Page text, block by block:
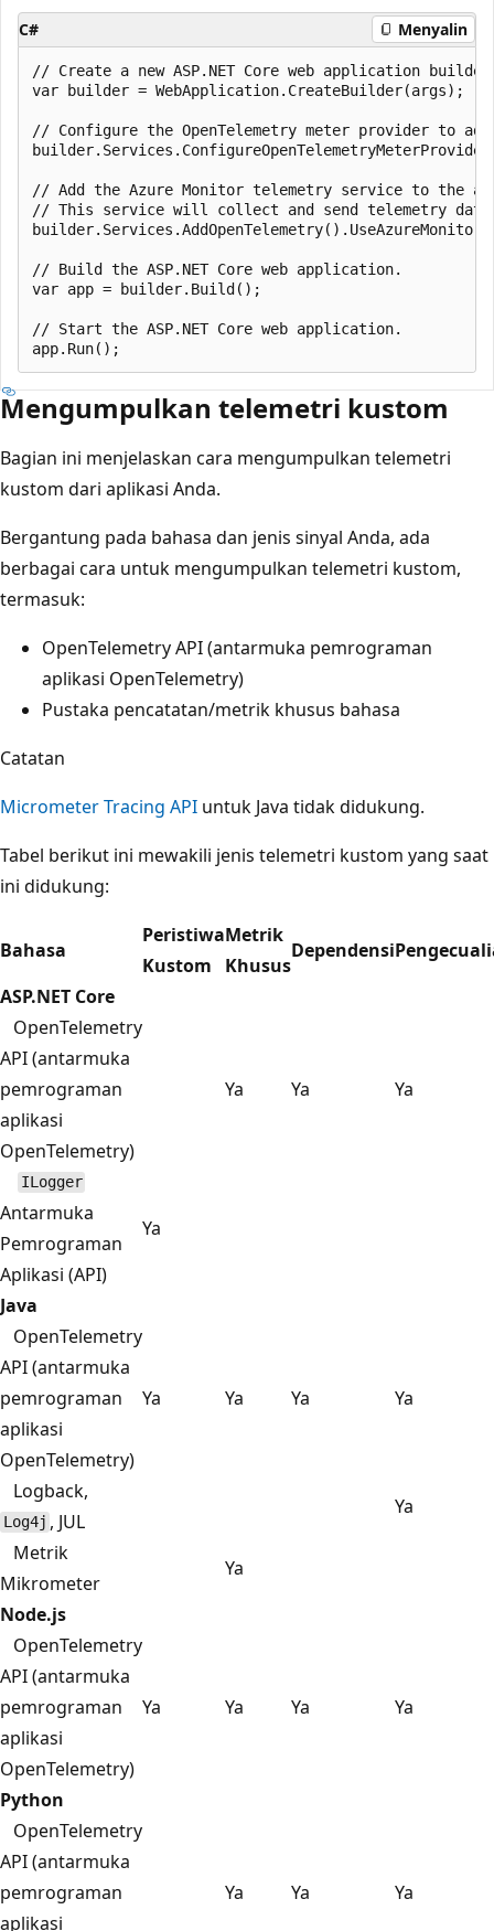
C# Menyalin
// Create a new ASP.NET Core web application
var builder = WebApplication.CreateBuilder(args);
// Configure the OpenTelemetry meter provider to
// Add the Azure Monitor telemetry service to the
// This service will collect and send telemetry data
// Build the ASP.NET Core web application.
var app = builder.Build();
// Start the ASP.NET Core web application.
Mengumpulkan telemetri kustom
Bagian ini menjelaskan cara mengumpulkan telemetri
kustom dari aplikasi Anda.
Bergantung pada bahasa dan jenis sinyal Anda, ada
berbagai cara untuk mengumpulkan telemetri kustom,
termasuk:
OpenTelemetry API (antarmuka pemrograman
aplikasi OpenTelemetry)
Pustaka pencatatan/metrik khusus bahasa
Catatan
Micrometer Tracing API untuk Java tidak didukung.
Tabel berikut ini mewakili jenis telemetri kustom yang saat
ini didukung:
Bahasa
Peristiwa
Kustom
Metrik
Khusus
Dependensi
ASP.NET Core
OpenTelemetry
API (antarmuka
pemrograman
aplikasi
OpenTelemetry)
Ya Ya Ya
ILogger
Antarmuka
Pemrograman
Aplikasi (API)
Ya
Java
OpenTelemetry
API (antarmuka
pemrograman
aplikasi
OpenTelemetry)
Ya Ya Ya Ya
Logback,
Log4j , JUL
Ya
Metrik
Mikrometer
Ya
Node.js
OpenTelemetry
API (antarmuka
pemrograman
aplikasi
OpenTelemetry)
Ya Ya Ya Ya
Python
OpenTelemetry
API (antarmuka
pemrograman
aplikasi
Ya Ya Ya